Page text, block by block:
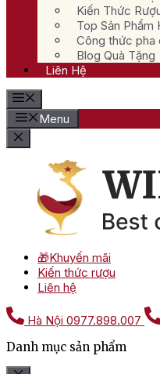
Kiến Thức
Top Sản Phẩm
Công thức pha
Blog Quà Tặng
Liên Hệ
Menu
🎁Khuyến mãi
Kiến thức rượu
Liên hệ
Hà Nội 0977.898.007
Danh mục sản phẩm